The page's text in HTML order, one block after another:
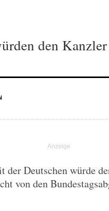
den
Deutschen würde
von den